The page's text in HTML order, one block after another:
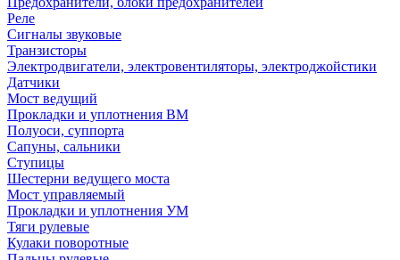
Реле
Сигналы звуковые
Транзисторы
Электродвигатели, электровентиляторы, электроджойстики
Датчики
Мост ведущий
Прокладки и уплотнения ВМ
Полуоси, суппорта
Сапуны, сальники
Ступицы
Шестерни ведущего моста
Мост управляемый
Прокладки и уплотнения УМ
Тяги рулевые
Кулаки поворотные